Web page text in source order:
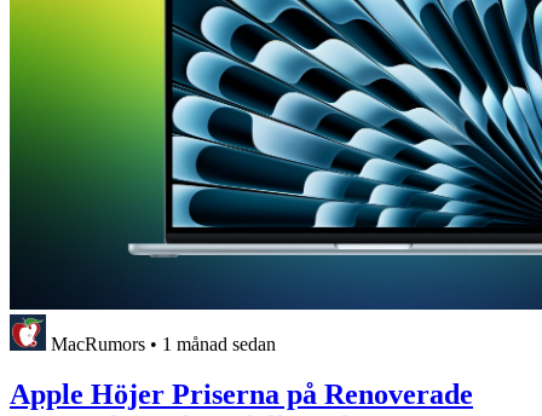
MacRumors • 1 månad sedan
Apple Höjer Priserna på Renoverade